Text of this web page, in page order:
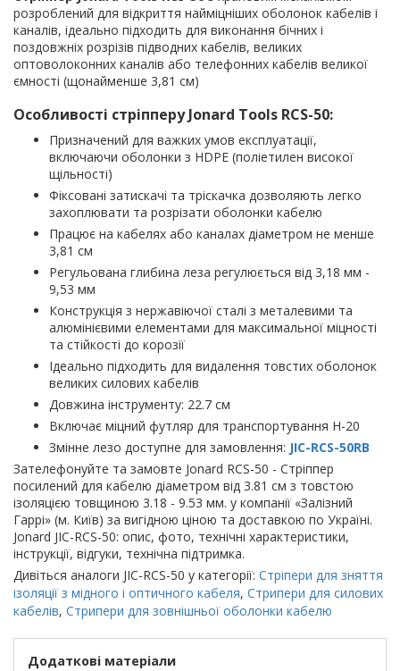
розроблений для відкриття найміцніших оболонок кабелів і
каналів, ідеально підходить для виконання бічних і
поздовжніх розрізів підводних кабелів, великих
оптоволоконних каналів або телефонних кабелів великої
ємності (щонайменше 3,81 см)
Особливості стріпперу Jonard Tools RCS-50:
Призначений для важких умов експлуатації,
включаючи оболонки з HDPE (поліетилен високої
щільності)
Фіксовані затискачі та тріскачка дозволяють легко
захоплювати та розрізати оболонки кабелю
Працює на кабелях або каналах діаметром не менше
3,81 см
Регульована глибина леза регулюється від 3,18 мм -
9,53 мм
Конструкція з нержавіючої сталі з металевими та
алюмінієвими елементами для максимальної міцності
та стійкості до корозії
Ідеально підходить для видалення товстих оболонок
великих силових кабелів
Довжина інструменту: 22.7 см
Включає міцний футляр для транспортування H-20
Змінне лезо доступне для замовлення: JIC-RCS-50RB
Зателефонуйте та замовте Jonard RCS-50 - Стріппер
посилений для кабелю діаметром від 3.81 см з товстою
ізоляцією товщиною 3.18 - 9.53 мм. у компанії «Залізний
Гаррі» (м. Київ) за вигідною ціною та доставкою по Україні.
Jonard JIC-RCS-50: опис, фото, технічні характеристики,
інструкції, відгуки, технічна підтримка.
Дивіться аналоги JIC-RCS-50 у категорії: Стріпери для зняття
ізоляції з мідного і оптичного кабеля, Стрипери для силових
кабелів, Стрипери для зовнішньої оболонки кабелю
Додаткові матеріали